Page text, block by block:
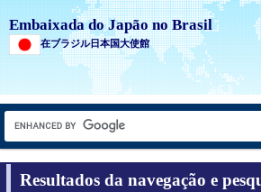
Embaixada do Japão no Brasil
在ブラジル日本国大使館
Resultados da navegação e